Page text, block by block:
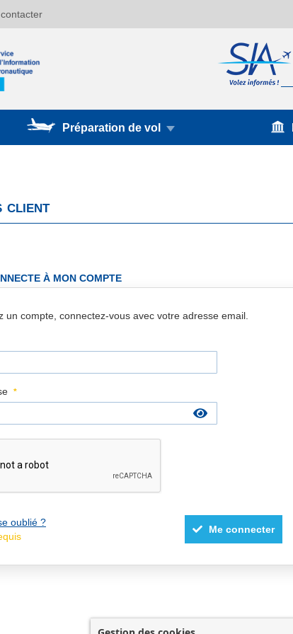
Préparation de vol
client
À MON COMPTE
un compte, connectez-vous avec votre adresse email.
oublié ?
Me connecter